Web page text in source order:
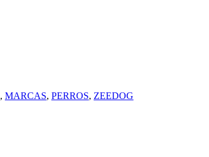
, MARCAS, PERROS, ZEEDOG